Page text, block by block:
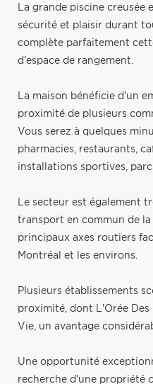
La grande piscine
sécurité et plaisir durant
complète parfaitement
d'espace de rangement.
La maison bénéficie d'un
proximité de plusieurs
Vous serez à quelques
pharmacies, restaurants,
installations sportives,
Le secteur est également
transport en commun de la
principaux axes routiers
Montréal et les environs.
Plusieurs établissements
proximité, dont L'Orée Des
Vie, un avantage
Une opportunité
recherche d'une propriété